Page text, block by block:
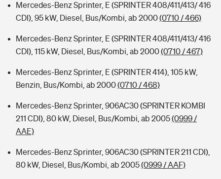
Mercedes-Benz Sprinter, E (SPRINTER 408/411/413/ 416
CDI), 95 kW, Diesel, Bus/Kombi, ab 2000(0710 / 466)
Mercedes-Benz Sprinter, E (SPRINTER 408/411/413/ 416
CDI), 115 kW, Diesel, Bus/Kombi, ab 2000(0710 / 467)
Mercedes-Benz Sprinter, E (SPRINTER 414), 105 kW,
Benzin, Bus/Kombi, ab 2000(0710 / 468)
Mercedes-Benz Sprinter, 906AC30 (SPRINTER KOMBI
211 CDI), 80 kW, Diesel, Bus/Kombi, ab 2005(0999 /
AAE)
Mercedes-Benz Sprinter, 906AC30 (SPRINTER 211 CDI),
80 kW, Diesel, Bus/Kombi, ab 2005(0999 / AAF)